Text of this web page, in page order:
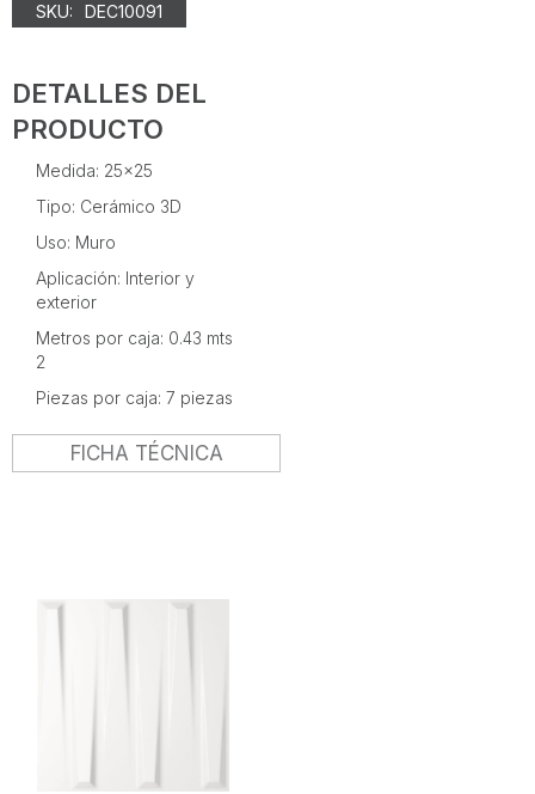
SKU: DEC10091
DETALLES DEL
PRODUCTO
Medida: 25x25
Tipo: Cerámico 3D
Uso: Muro
Aplicación: Interior y
exterior
Metros por caja: 0.43 mts
2
Piezas por caja: 7 piezas‍
FICHA TÉCNICA